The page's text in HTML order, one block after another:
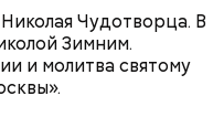
Чудотворца. В
Зимним.
и молитва святому